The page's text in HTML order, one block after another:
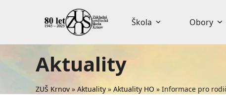
Škola Obory
Aktuality
ZUŠ Krnov » Aktuality » Aktuality HO » Informace pro